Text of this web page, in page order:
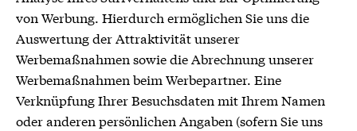
von Werbung. Hierdurch ermöglichen Sie uns die
Auswertung der Attraktivität unserer
Werbemaßnahmen sowie die Abrechnung unserer
Werbemaßnahmen beim Werbepartner. Eine
Verknüpfung Ihrer Besuchsdaten mit Ihrem Namen
oder anderen persönlichen Angaben (sofern Sie uns